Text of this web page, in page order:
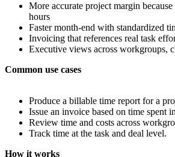
More accurate project margin
hours
Faster month-end with standardized
Invoicing that references real task
Executive views across workgroups,
Common use cases
Produce a billable time report for a
Issue an invoice based on time spent
Review time and costs across
Track time at the task and deal level.
How it works